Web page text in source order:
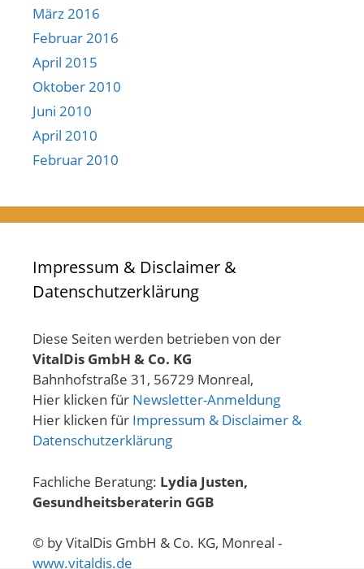
März 2016
Februar 2016
April 2015
Oktober 2010
Juni 2010
April 2010
Februar 2010
Impressum & Disclaimer &
Datenschutzerklärung
Diese Seiten werden betrieben von der
VitalDis GmbH & Co. KG
Bahnhofstraße 31, 56729 Monreal,
Hier klicken für Newsletter-Anmeldung
Hier klicken für Impressum & Disclaimer &
Datenschutzerklärung
Fachliche Beratung: Lydia Justen,
Gesundheitsberaterin GGB
© by VitalDis GmbH & Co. KG, Monreal -
www.vitaldis.de